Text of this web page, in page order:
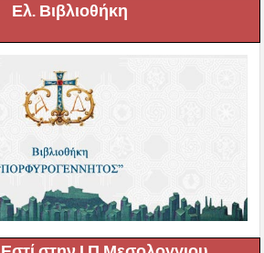
Ελ. Βιβλιοθήκη